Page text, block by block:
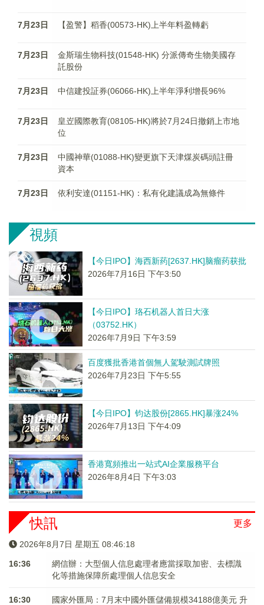
7月23日 【盈警】稻香(00573-HK)上半年料盈轉虧
7月23日
金斯瑞生物科技(01548-HK) 分派傳奇生物美國存
託股份
7月23日 中信建投証券(06066-HK)上半年淨利增長96%
7月23日
皇岦國際教育(08105-HK)將於7月24日撤銷上市地
位
7月23日
中國神華(01088-HK)變更旗下天津煤炭碼頭註冊
資本
7月23日 依利安達(01151-HK)：私有化建議成為無條件
視頻
【今日IPO】海西新药[2637.HK]脑瘤药获批
2026年7月16日 下午3:50
【今日IPO】珞石机器人首日大涨
（03752.HK）
2026年7月9日 下午3:59
百度獲批香港首個無人駕駛測試牌照
2026年7月23日 下午5:55
【今日IPO】钧达股份[2865.HK]暴涨24%
2026年7月13日 下午4:09
香港寬頻推出一站式AI企業服務平台
2026年8月4日 下午3:03
更多
快訊
2026年8月7日 星期五 08:46:18
16:36
網信辦：大型個人信息處理者應當採取加密、去標識
化等措施保障所處理個人信息安全
16:30
國家外匯局：7月末中國外匯儲備規模34188億美元 升